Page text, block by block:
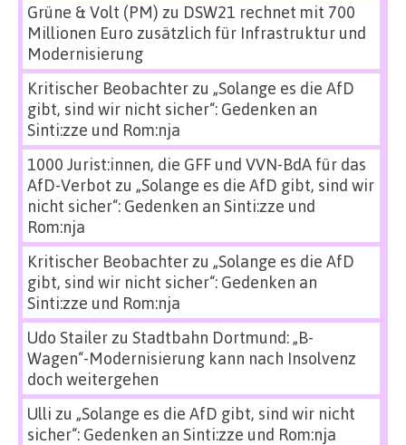
Grüne & Volt (PM) zu DSW21 rechnet mit 700
Millionen Euro zusätzlich für Infrastruktur und
Modernisierung
Kritischer Beobachterzu „Solange es die AfD
gibt, sind wir nicht sicher“: Gedenken an
Sinti:zze und Rom:nja
1000 Jurist:innen, die GFF und VVN-BdA für das
AfD-Verbot zu „Solange es die AfD gibt, sind wir
nicht sicher“: Gedenken an Sinti:zze und
Rom:nja
Kritischer Beobachterzu „Solange es die AfD
gibt, sind wir nicht sicher“: Gedenken an
Sinti:zze und Rom:nja
Udo Stailerzu Stadtbahn Dortmund: „B-
Wagen“-Modernisierung kann nach Insolvenz
doch weitergehen
Ulli zu „Solange es die AfD gibt, sind wir nicht
sicher“: Gedenken an Sinti:zze und Rom:nja